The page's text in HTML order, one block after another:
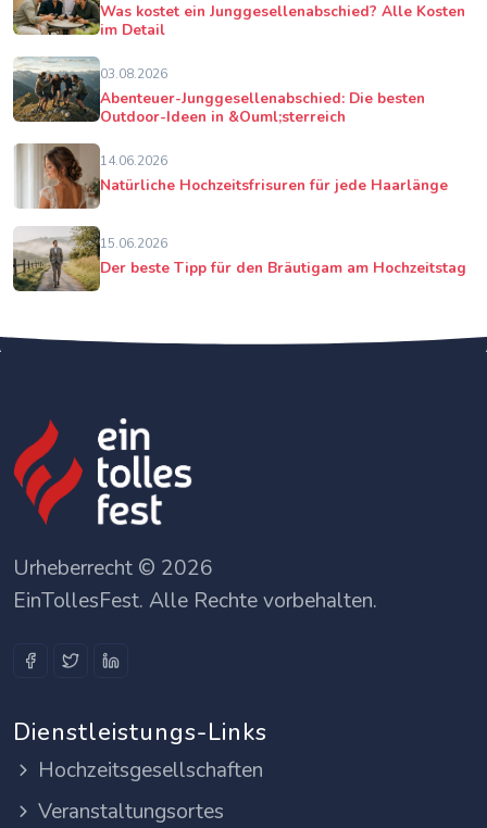
Was kostet ein Junggesellenabschied? Alle Kosten
im Detail
03.08.2026
Abenteuer-Junggesellenabschied: Die besten
Outdoor-Ideen in &Ouml;sterreich
14.06.2026
Natürliche Hochzeitsfrisuren für jede Haarlänge
15.06.2026
Der beste Tipp für den Bräutigam am Hochzeitstag
Urheberrecht © 2026
EinTollesFest. Alle Rechte vorbehalten.
Dienstleistungs-Links
Hochzeitsgesellschaften
Veranstaltungsortes